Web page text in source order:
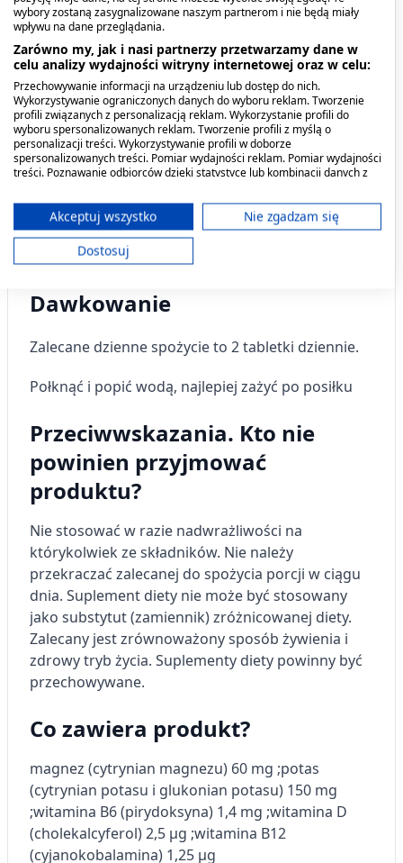
metabolizmu energetycznego oraz utrzymania
prawidłowej równowagi elektrolitowej. Potas i
witamina D pomagają w prawidłowym
funkcjonowaniu mięśni. Witamina B6 oraz
witamina B12 przyczyniają się do zmniejszenia
uczucia zmęczenia i znużenia
Kiedy stosować produkt?
Suplementacja magnezu.
Dawkowanie
Zalecane dzienne spożycie to 2 tabletki dziennie.
Połknąć i popić wodą, najlepiej zażyć po posiłku
Przeciwwskazania. Kto nie
powinien przyjmować
produktu?
Nie stosować w razie nadwrażliwości na
którykolwiek ze składników. Nie należy
przekraczać zalecanej do spożycia porcji w ciągu
dnia. Suplement diety nie może być stosowany
jako substytut (zamiennik) zróżnicowanej diety.
Zalecany jest zrównoważony sposób żywienia i
zdrowy tryb życia. Suplementy diety powinny być
przechowywane.
Co zawiera produkt?
magnez (cytrynian magnezu) 60 mg​ ;potas
(cytrynian potasu i glukonian potasu) 150 mg​
;witamina B6 (pirydoksyna) 1,4 mg​ ;witamina D
(cholekalcyferol) 2,5 µg​ ;witamina B12
(cyjanokobalamina) 1,25 µg​
wybory zostaną zasygnalizowane naszym partnerom i nie będą miały
wpływu na dane przeglądania.
Zarówno my, jak i nasi partnerzy przetwarzamy dane w
celu analizy wydajności witryny internetowej oraz w celu:
Przechowywanie informacji na urządzeniu lub dostęp do nich.
Wykorzystywanie ograniczonych danych do wyboru reklam. Tworzenie
profili związanych z personalizacją reklam. Wykorzystanie profili do
wyboru spersonalizowanych reklam. Tworzenie profili z myślą o
personalizacji treści. Wykorzystywanie profili w doborze
spersonalizowanych treści. Pomiar wydajności reklam. Pomiar wydajności
treści. Poznawanie odbiorców dzięki statystyce lub kombinacji danych z
ograniczonych danych do wyboru treści.
Dane mogą być udostępniane poza Unię Europejską i wysyłane do USA.
Twoja zgoda i polityka cookie dotyczą wyłącznie tej witryny/aplikacji.
Wyświetl listę partnerów (11 dostawców IAB)
Cele przetwarzania IAB:
lub dostęp do nich
Wykorzystywanie ograniczonych danych do
wyboru reklam
Tworzenie profili w celu
spersonalizowanych reklam
Wykorzystanie profili do wyboru
spersonalizowanych reklam
Tworzenie profili w celu personalizacji treści
Wykorzystywanie profili w celu doboru
spersonalizowanych treści
Pomiar efektywności reklam
Pomiar efektywności treści
kombinacji danych z różnych źródeł
Wykorzystywanie ograniczonych danych do
wyboru treści
Funkcje specjalne IAB:
Akceptuj wszystko
Nie zgadzam się
Dostosuj